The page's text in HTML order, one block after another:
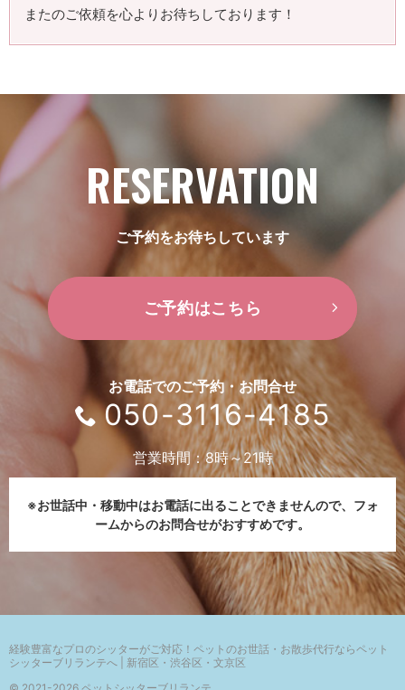
またのご依頼を心よりお待ちしております！
RESERVATION
ご予約をお待ちしています
ご予約はこちら
お電話でのご予約・お問合せ
050-3116-4185
営業時間：8時～21時
※お世話中・移動中はお電話に出ることできませんので、 フォ
ームからのお問合せがおすすめです。
経験豊富なプロのシッターがご対応！ ペットのお世話・お散歩代行ならペット
シッターブリランテへ | 新宿区・渋谷区・文京区